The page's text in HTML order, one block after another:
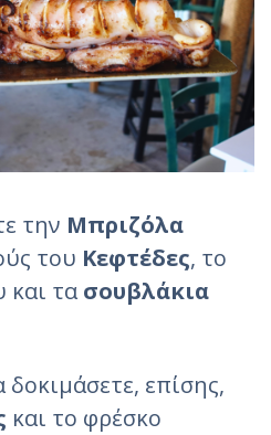
την Μπριζόλα
του Κεφτέδες, το
και τα σουβλάκια
επίσης,
και το φρέσκο